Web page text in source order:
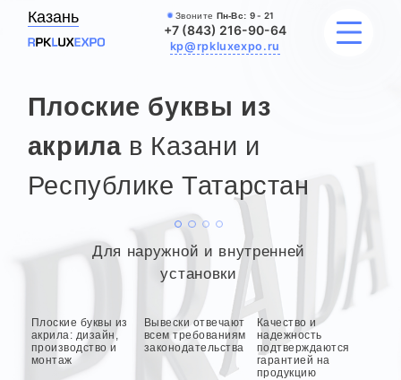
Казань Звоните Пн-Вс: 9 - 21
+7 (843) 216-90-64
kp@rpkluxexpo.ru
УСЛУГИ
НАШИ РАБОТЫ
О КОМПАНИИ
Плоские буквы из
акрилав Казани и
Республике Татарстан
Для наружной и внутренней
установки
Плоские буквы из
акрила: дизайн,
производство и
монтаж
Вывески отвечают
всем требованиям
законодательства
Качество и
надежность
подтверждаются
гарантией на
продукцию